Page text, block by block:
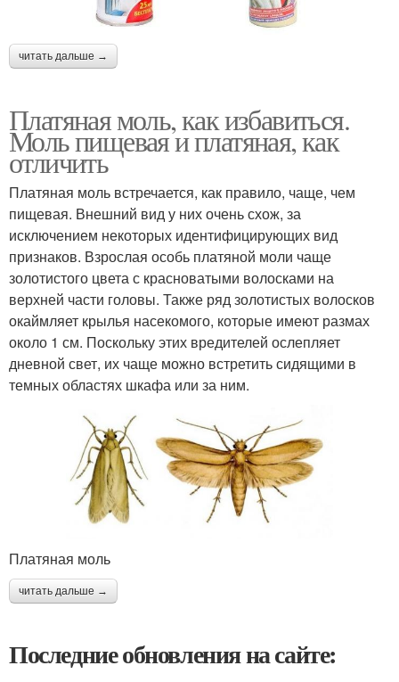
читать дальше →
Платяная моль, как избавиться.
Моль пищевая и платяная, как
отличить
Платяная моль встречается, как правило, чаще, чем
пищевая. Внешний вид у них очень схож, за
исключением некоторых идентифицирующих вид
признаков. Взрослая особь платяной моли чаще
золотистого цвета с красноватыми волосками на
верхней части головы. Также ряд золотистых волосков
окаймляет крылья насекомого, которые имеют размах
около 1 см. Поскольку этих вредителей ослепляет
дневной свет, их чаще можно встретить сидящими в
темных областях шкафа или за ним.
Платяная моль
читать дальше →
Последние обновления на сайте: